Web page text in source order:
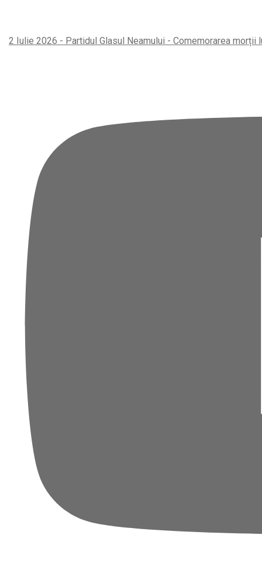
2 Iulie 2026 - Partidul Glasul Neamului - Comemorarea morții